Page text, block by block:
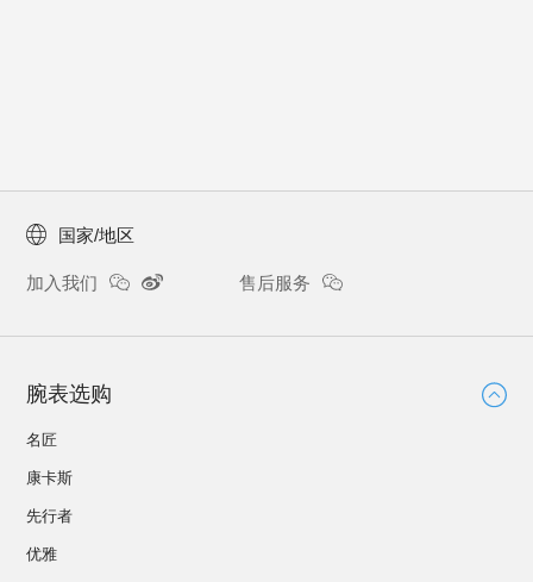
国家/地区
加入我们 售后服务
腕表选购
名匠
康卡斯
先行者
优雅